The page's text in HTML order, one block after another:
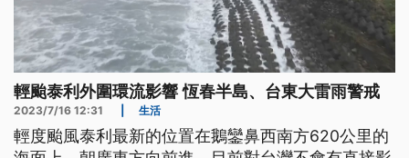
輕颱泰利外圍環流影響 恆春半島、台東大雷雨警戒
2023/7/16 12:31 生活
輕度颱風泰利最新的位置在鵝鑾鼻西南方620公里的